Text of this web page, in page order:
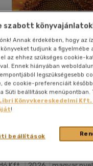
szabott
Annak érdekében, hogy az
tudjunk a figyelmébe
az ehhez szükséges cookie-
Ennek hiányában
legszükségesebb
de cookie-preferenciáit
Süti beállítások menüpontban.
Könyvkereskedelmi
!
beállítások